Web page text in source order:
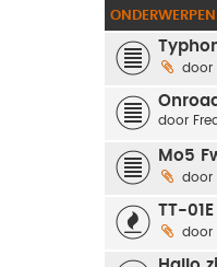
ONDERWERPEN
door
door
Mo5
door
TT-
door